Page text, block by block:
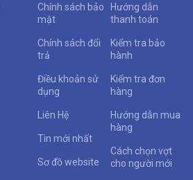
Chính sách bảo
mật
Chính sách đổi
trả
Điều khoản sử
dụng
Liên Hệ
Tin mới nhất
Sơ đồ website
Hướng dẫn
thanh toán
Kiểm tra bảo
hành
Kiểm tra đơn
hàng
Hướng dẫn mua
hàng
Cách chọn vợt
cho người mới